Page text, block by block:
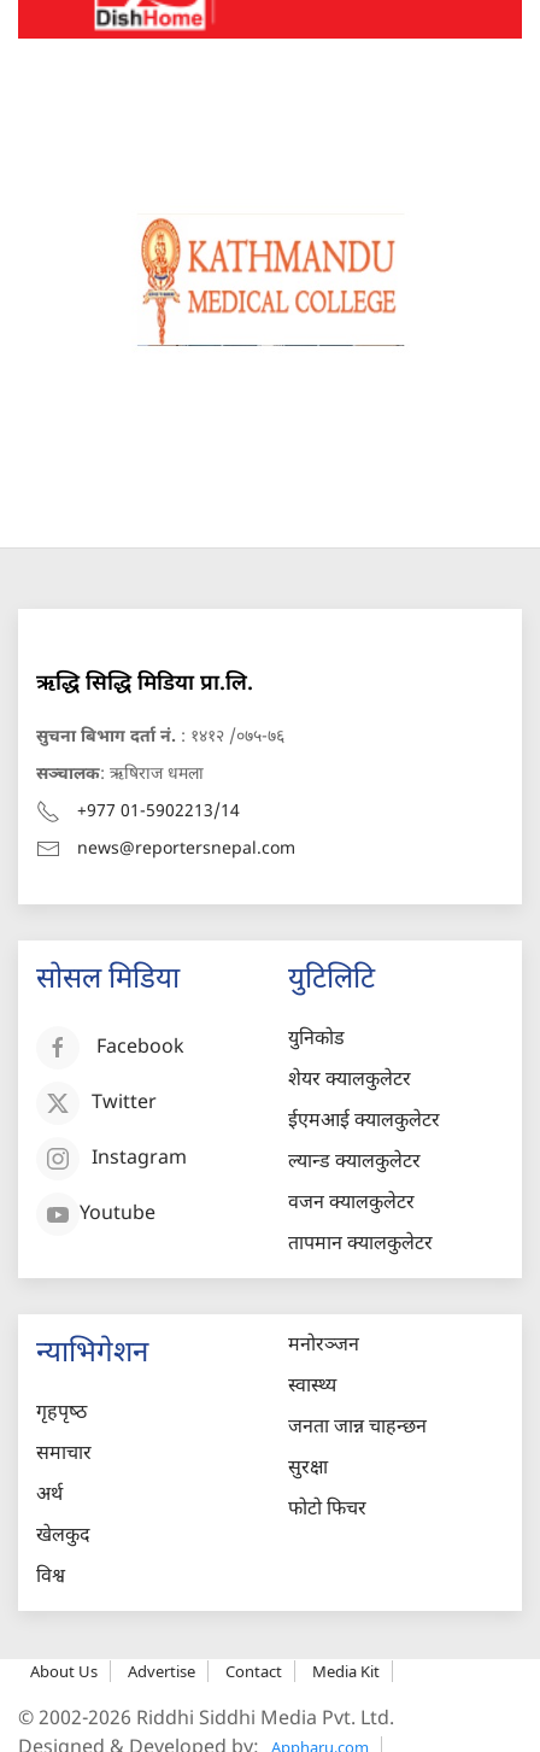
ऋद्धि सिद्धि मिडिया प्रा.लि.
सुचना बिभाग दर्ता नं. : १४१२ /०७५-७६
सञ्चालक: ऋषिराज धमला
+977 01-5902213/14
news@reportersnepal.com
सोसल मिडिया
Facebook
Twitter
Instagram
Youtube
युटिलिटि
युनिकोड
शेयर क्यालकुलेटर
ईएमआई क्यालकुलेटर
ल्यान्ड क्यालकुलेटर
वजन क्यालकुलेटर
तापमान क्यालकुलेटर
न्याभिगेशन
गृहपृष्‍ठ
समाचार
अर्थ
खेलकुद
विश्व
मनोरञ्जन
स्वास्थ्य
जनता जान्न चाहन्छन
सुरक्षा
फोटो फिचर
About Us Advertise Contact Media Kit
© 2002-2026 Riddhi Siddhi Media Pvt. Ltd.
Appharu.com